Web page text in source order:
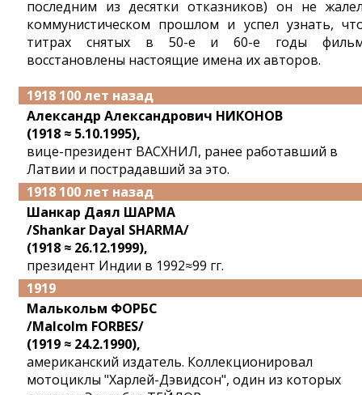
последним из десятки отказников) он не
коммунистическом прошлом и успел узнать,
титрах снятых в 50-е и 60-е годы
восстановлены настоящие имена их авторов.
1918 100 лет назад
Александр Александрович НИКОНОВ
(1918 ≈ 5.10.1995),
вице-президент ВАСХНИЛ, ранее работавший в
Латвии и пострадавший за это.
1918 100 лет назад
Шанкар Даял ШАРМА
/Shankar Dayal SHARMA/
(1918 ≈ 26.12.1999),
президент Индии в 1992≈99 гг.
1919
Малькольм ФОРБС
/Malcolm FORBES/
(1919 ≈ 24.2.1990),
американский издатель. Коллекционировал
мотоциклы "Харлей-Дэвидсон", один из которых